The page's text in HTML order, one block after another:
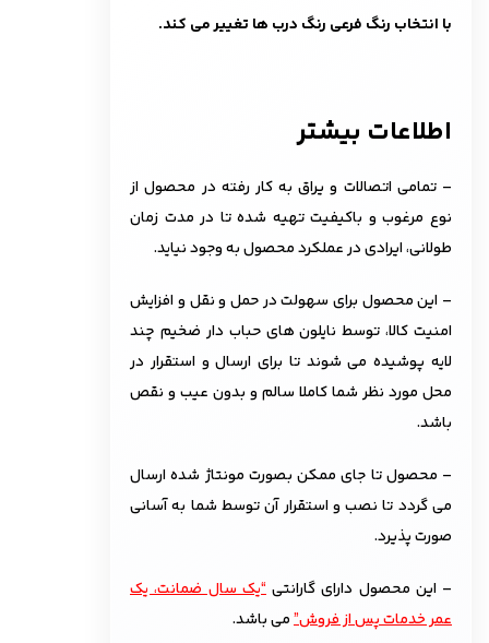
با انتخاب رنگ فرعی رنگ درب ها تغییر می کند.
اطلاعات بیشتر
– تمامی اتصالات و یراق به کار رفته در محصول از
نوع مرغوب و باکیفیت تهیه شده تا در مدت زمان
طولانی، ایرادی در عملکرد محصول به وجود نیاید.
– این محصول برای سهولت در حمل و نقل و افزایش
امنیت کالا، توسط نایلون های حباب دار ضخیم چند
لایه پوشیده می شوند تا برای ارسال و استقرار در
محل مورد نظر شما کاملا سالم و بدون عیب و نقص
باشد.
– محصول تا جای ممکن بصورت مونتاژ شده ارسال
می گردد تا نصب و استقرار آن توسط شما به آسانی
صورت پذیرد.
– این محصول دارای گارانتی“یک سال ضمانت، یک
عمر خدمات پس از فروش”می باشد.